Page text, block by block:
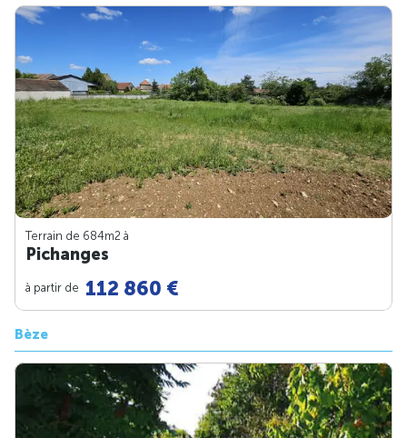
Terrain de 684m2 à
Pichanges
à partir de 112 860 €
Bèze